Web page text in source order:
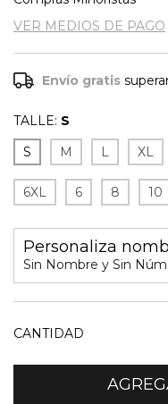
VER MEDIOS DE PAGO
Envío gratis
TALLE: S
S
M L XL
6XL 6 8 10
Personaliza
Sin Nombre y Sin
CANTIDAD